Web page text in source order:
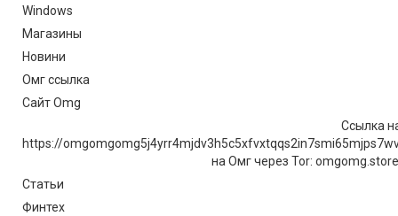
Windows
Магазины
Новини
Омг ссылка
Сайт Omg
Ссылка
https://
на Омг через Tor:
Статьи
Финтех